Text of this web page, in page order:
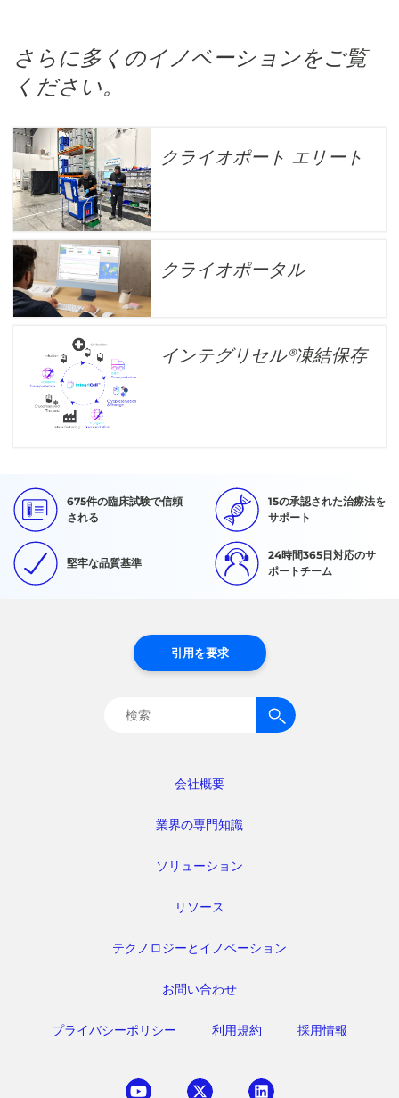
さらに多くのイノベーションをご覧
ください。
クライオポート エリート
クライオポータル
インテグリセル®凍結保存
675件の臨床試験で信頼
される
15の承認された治療法を
サポート
堅牢な品質基準
24時間365日対応のサ
ポートチーム
会社概要
業界の専門知識
ソリューション
リソース
テクノロジーとイノベーション
お問い合わせ
プライバシーポリシー 利用規約 採用情報
引用を要求
検